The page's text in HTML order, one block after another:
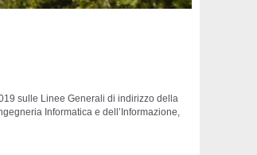
sulle Linee Generali di indirizzo della
Informatica e dell’Informazione,